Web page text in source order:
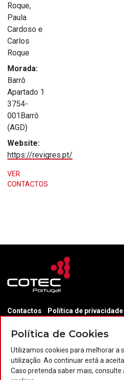
Roque,
Paula
Cardoso e
Carlos
Roque
Morada:
Barrô
Apartado 1
3754-
001Barrô
(AGD)
Website:
https://revigres.pt/
VER
CONTACTOS
Contactos Política de privacidade
© 2026 COTEC Portugal. Todos os
Política de Cookies
Utilizamos cookies para melhorar a
utilização. Ao continuar está a
Caso pretenda saber mais, consulte